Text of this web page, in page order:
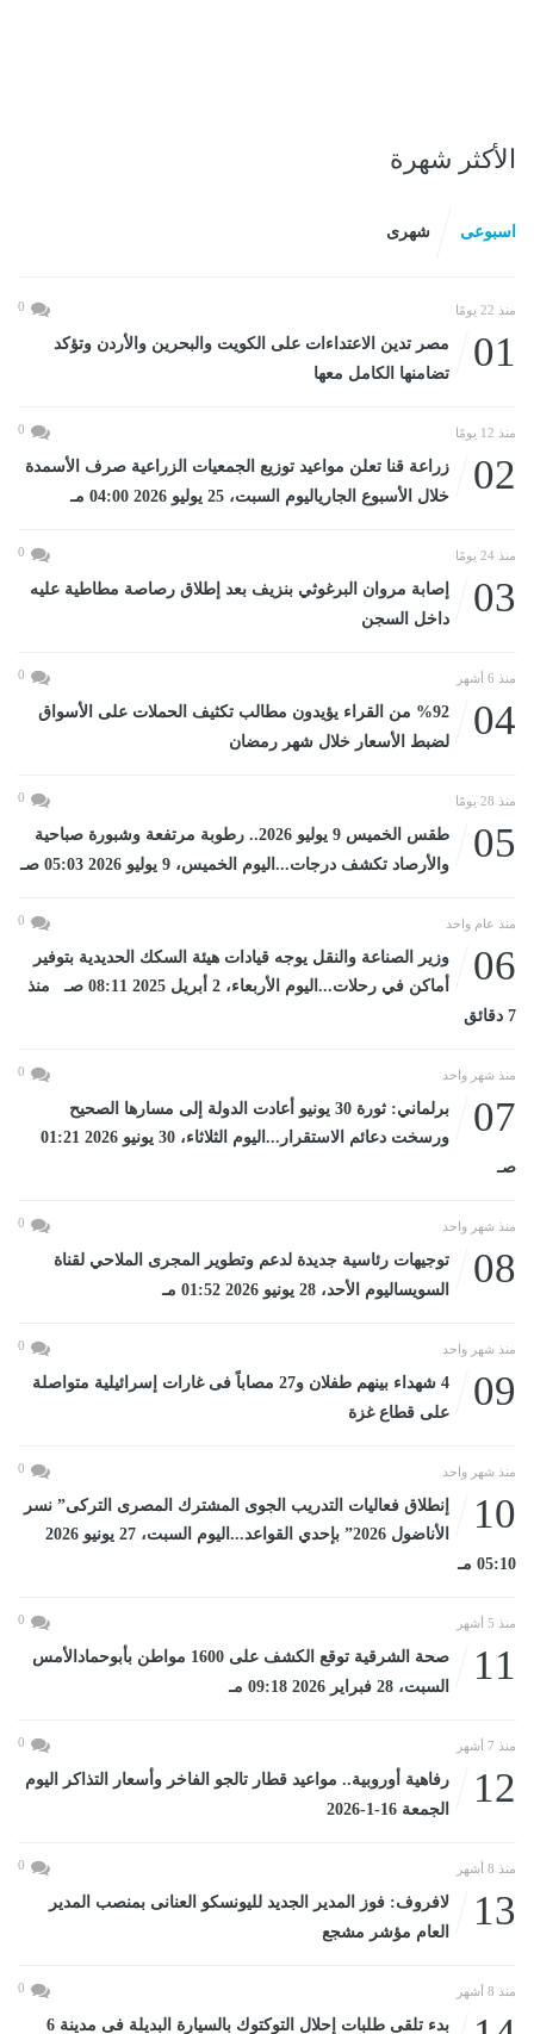
الأكثر شهرة
اسبوعى شهرى
منذ 22 يومًا 0
01
مصر تدين الاعتداءات على الكويت والبحرين والأردن وتؤكد
تضامنها الكامل معها
منذ 12 يومًا 0
02
زراعة قنا تعلن مواعيد توزيع الجمعيات الزراعية صرف الأسمدة
خلال الأسبوع الجارياليوم السبت، 25 يوليو 2026 04:00 مـ
منذ 24 يومًا 0
03
إصابة مروان البرغوثي بنزيف بعد إطلاق رصاصة مطاطية عليه
داخل السجن
منذ 6 أشهر 0
04
%92 من القراء يؤيدون مطالب تكثيف الحملات على الأسواق
لضبط الأسعار خلال شهر رمضان
منذ 28 يومًا 0
05
طقس الخميس 9 يوليو 2026.. رطوبة مرتفعة وشبورة صباحية
والأرصاد تكشف درجات...اليوم الخميس، 9 يوليو 2026 05:03 صـ
منذ عام واحد 0
06
وزير الصناعة والنقل يوجه قيادات هيئة السكك الحديدية بتوفير
أماكن في رحلات...اليوم الأربعاء، 2 أبريل 2025 08:11 صـ منذ
7 دقائق
منذ شهر واحد 0
07
برلماني: ثورة 30 يونيو أعادت الدولة إلى مسارها الصحيح
ورسخت دعائم الاستقرار...اليوم الثلاثاء، 30 يونيو 2026 01:21
صـ
منذ شهر واحد 0
08
توجيهات رئاسية جديدة لدعم وتطوير المجرى الملاحي لقناة
السويساليوم الأحد، 28 يونيو 2026 01:52 مـ
منذ شهر واحد 0
09
4 شهداء بينهم طفلان و27 مصاباً فى غارات إسرائيلية متواصلة
على قطاع غزة
منذ شهر واحد 0
10
إنطلاق فعاليات التدريب الجوى المشترك المصرى التركى” نسر
الأناضول 2026” بإحدي القواعد...اليوم السبت، 27 يونيو 2026
05:10 مـ
منذ 5 أشهر 0
11
صحة الشرقية توقع الكشف على 1600 مواطن بأبوحمادالأمس
السبت، 28 فبراير 2026 09:18 مـ
منذ 7 أشهر 0
12
رفاهية أوروبية.. مواعيد قطار تالجو الفاخر وأسعار التذاكر اليوم
الجمعة 16-1-2026
منذ 8 أشهر 0
13
لافروف: فوز المدير الجديد لليونسكو العنانى بمنصب المدير
العام مؤشر مشجع
منذ 8 أشهر 0
بدء تلقى طلبات إحلال التوكتوك بالسيارة البديلة فى مدينة 6